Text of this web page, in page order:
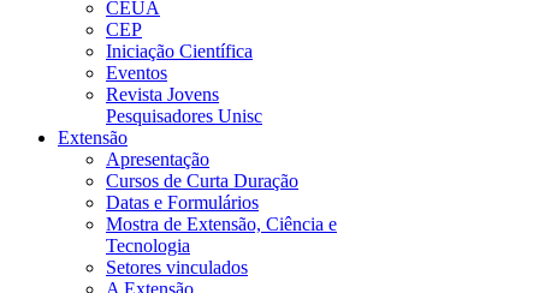
CEUA
CEP
Iniciação Científica
Eventos
Revista Jovens
Pesquisadores Unisc
Extensão
Apresentação
Cursos de Curta Duração
Datas e Formulários
Mostra de Extensão, Ciência e
Tecnologia
Setores vinculados
A Extensão